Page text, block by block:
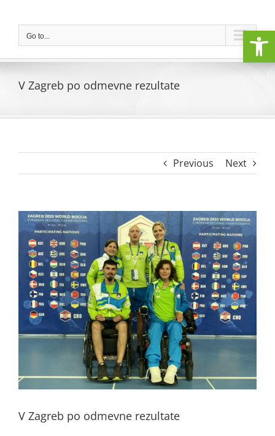
contentGo to...
V Zagreb po odmevne rezultate
Previous Next
View
Larger
Image
V Zagreb po odmevne rezultate